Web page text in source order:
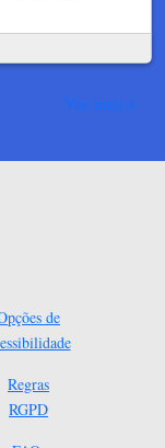
Ver mais
de
Regras
RGPD